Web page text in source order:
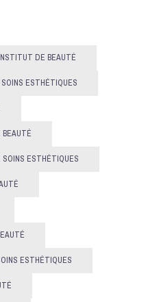
DE BEAUTÉ
ESTHÉTIQUES
BEAUTÉ
ESTHÉTIQUES
ESTHÉTIQUES